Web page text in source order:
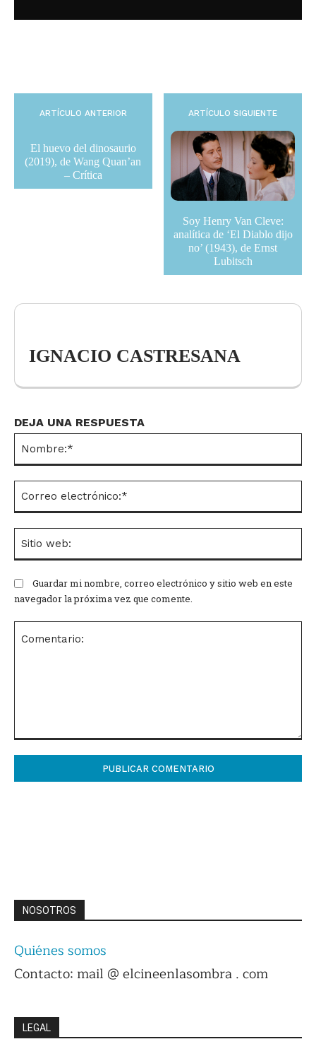
ARTÍCULO ANTERIOR
El huevo del dinosaurio
(2019), de Wang Quan’an
– Crítica
ARTÍCULO SIGUIENTE
Soy Henry Van Cleve:
analítica de ‘El Diablo dijo
no’ (1943), de Ernst
Lubitsch
IGNACIO CASTRESANA
DEJA UNA RESPUESTA
Comentario:
Guardar mi nombre, correo electrónico y sitio web en este
navegador la próxima vez que comente.
NOSOTROS
Quiénes somos
Contacto: mail @ elcineenlasombra . com
LEGAL